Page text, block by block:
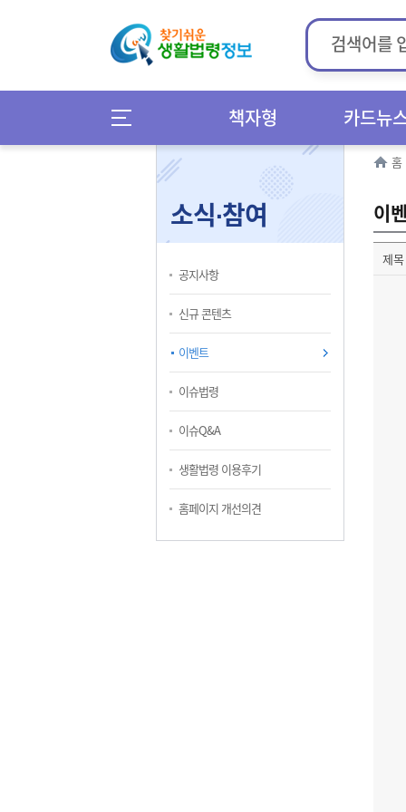
책자형 카드뉴
소식∙참여
공지사항
신규 콘텐츠
이벤트
이슈법령
이슈Q&A
생활법령 이용후기
홈페이지 개선의견
홈
이
제목